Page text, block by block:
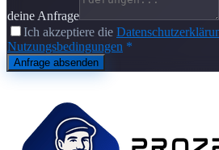
deine Anfrage
Ich akzeptiere die
Nutzungsbedingungen *
Anfrage absenden